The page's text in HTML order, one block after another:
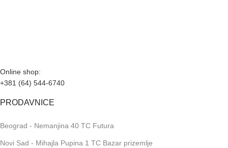
Online shop:
+381 (64) 544-6740
PRODAVNICE
Beograd - Nemanjina 40 TC Futura
Novi Sad - Mihajla Pupina 1 TC Bazar prizemlje